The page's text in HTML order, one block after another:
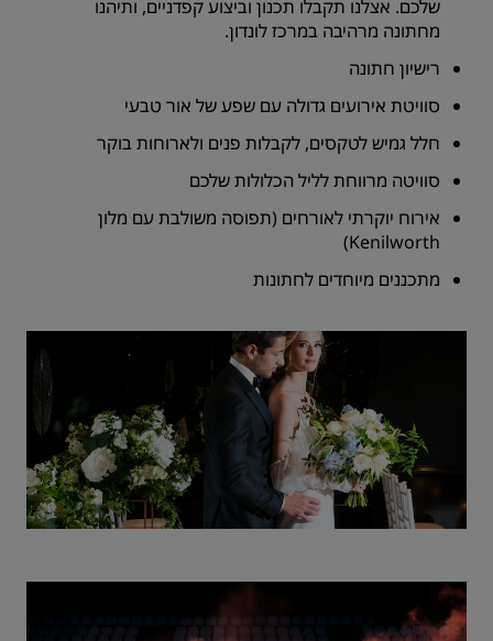
שלכם. אצלנו תקבלו תכנון וביצוע קפדניים, ותיהנו
מחתונה מרהיבה במרכז לונדון.
רישיון חתונה
סוויטת אירועים גדולה עם שפע של אור טבעי
חלל גמיש לטקסים, לקבלות פנים ולארוחות בוקר
סוויטה מרווחת לליל הכלולות שלכם
אירוח יוקרתי לאורחים (תפוסה משולבת עם מלון
Kenilworth)
מתכננים מיוחדים לחתונות